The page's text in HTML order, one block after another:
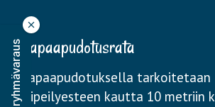
Vapaapudotusrata
Vapaapudotuksella tarkoitetaan
kiipeilyesteen kautta 10 metriin